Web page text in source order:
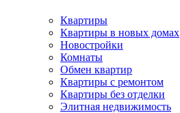
Квартиры
Квартиры в новых домах
Новостройки
Комнаты
Обмен квартир
Квартиры с ремонтом
Квартиры без отделки
Элитная недвижимость